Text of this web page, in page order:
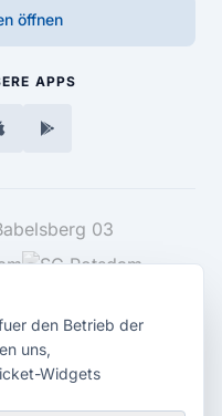
öffnen
APPS
den Betrieb der
uns,
Widgets